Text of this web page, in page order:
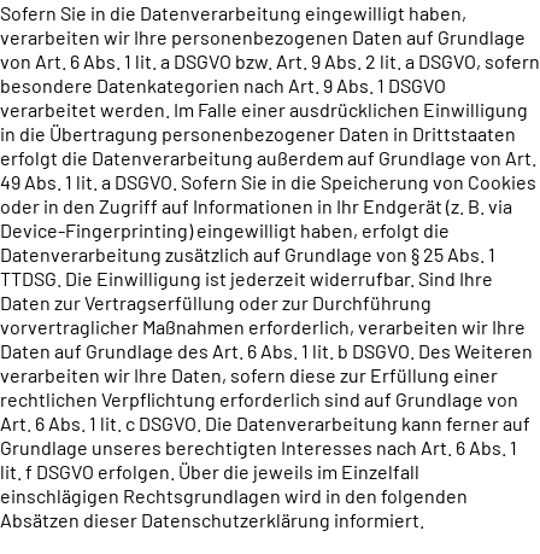
Sofern Sie in die Datenverarbeitung eingewilligt haben,
verarbeiten wir Ihre personenbezogenen Daten auf Grundlage
von Art. 6 Abs. 1 lit. a DSGVO bzw. Art. 9 Abs. 2 lit. a DSGVO, sofern
besondere Datenkategorien nach Art. 9 Abs. 1 DSGVO
verarbeitet werden. Im Falle einer ausdrücklichen Einwilligung
in die Übertragung personenbezogener Daten in Drittstaaten
erfolgt die Datenverarbeitung außerdem auf Grundlage von Art.
49 Abs. 1 lit. a DSGVO. Sofern Sie in die Speicherung von Cookies
oder in den Zugriff auf Informationen in Ihr Endgerät (z. B. via
Device-Fingerprinting) eingewilligt haben, erfolgt die
Datenverarbeitung zusätzlich auf Grundlage von § 25 Abs. 1
TTDSG. Die Einwilligung ist jederzeit widerrufbar. Sind Ihre
Daten zur Vertragserfüllung oder zur Durchführung
vorvertraglicher Maßnahmen erforderlich, verarbeiten wir Ihre
Daten auf Grundlage des Art. 6 Abs. 1 lit. b DSGVO. Des Weiteren
verarbeiten wir Ihre Daten, sofern diese zur Erfüllung einer
rechtlichen Verpflichtung erforderlich sind auf Grundlage von
Art. 6 Abs. 1 lit. c DSGVO. Die Datenverarbeitung kann ferner auf
Grundlage unseres berechtigten Interesses nach Art. 6 Abs. 1
lit. f DSGVO erfolgen. Über die jeweils im Einzelfall
einschlägigen Rechtsgrundlagen wird in den folgenden
Absätzen dieser Datenschutzerklärung informiert.